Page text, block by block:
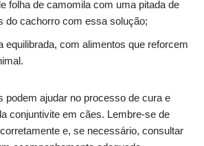
folha de camomila com uma pitada de
do cachorro com essa solução;
equilibrada, com alimentos que reforcem
podem ajudar no processo de cura e
conjuntivite em cães. Lembre-se de
e, se necessário, consultar